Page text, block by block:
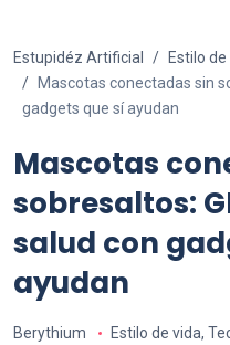
Estupidéz Artificial
Estilo
Mascotas conectadas sin
gadgets que sí ayudan
Mascotas
sobresaltos:
salud con
ayudan
Berythium Estilo de vida,